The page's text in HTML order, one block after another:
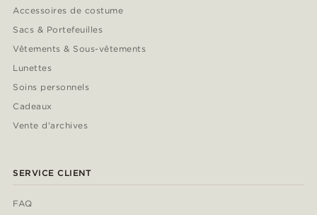
Accessoires de costume
Sacs & Portefeuilles
Vêtements & Sous-vêtements
Lunettes
Soins personnels
Cadeaux
Vente d'archives
SERVICE CLIENT
FAQ